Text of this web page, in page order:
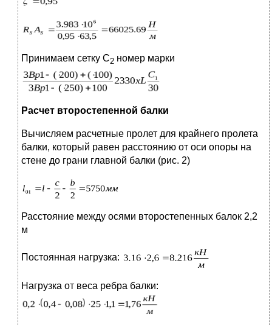
Принимаем сетку С2 номер марки
Расчет второстепенной балки
Вычисляем расчетные пролет для крайнего пролета
балки, который равен расстоянию от оси опоры на
стене до грани главной балки (рис. 2)
Расстояние между осями второстепенных балок 2,2
м
Постоянная нагрузка:
Нагрузка от веса ребра балки: